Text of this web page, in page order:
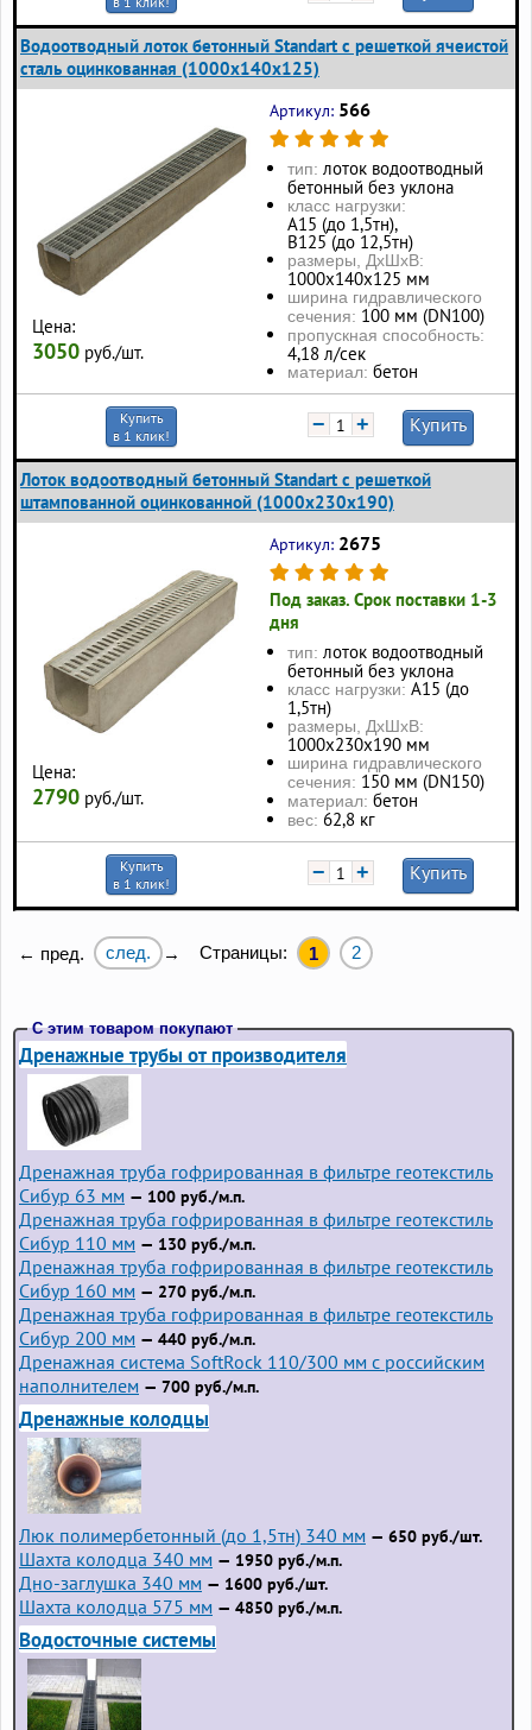
Водоотводный лоток бетонный Standart с решеткой ячеистой
сталь оцинкованная (1000x140x125)
Цена:
3050 руб./шт.
Артикул: 566
тип: лоток водоотводный
бетонный без уклона
класс нагрузки:
А15 (до 1,5тн),
В125 (до 12,5тн)
размеры, ДхШхВ:
1000х140х125 мм
ширина гидравлического
сечения: 100 мм (DN100)
пропускная способность:
4,18 л/сек
материал: бетон
Купить
в 1 клик!
− + Купить
Лоток водоотводный бетонный Standart с решеткой
штампованной оцинкованной (1000x230x190)
Цена:
2790 руб./шт.
Артикул: 2675
Под заказ. Срок поставки 1-3
дня
тип: лоток водоотводный
бетонный без уклона
класс нагрузки: А15 (до
1,5тн)
размеры, ДхШхВ:
1000x230x190 мм
ширина гидравлического
сечения: 150 мм (DN150)
материал: бетон
вес: 62,8 кг
Купить
в 1 клик!
− + Купить
← пред. след. → Страницы: 1 2
С этим товаром покупают
Дренажные трубы от производителя
Дренажная труба гофрированная в фильтре геотекстиль
Сибур 63 мм — 100 руб./м.п.
Дренажная труба гофрированная в фильтре геотекстиль
Сибур 110 мм — 130 руб./м.п.
Дренажная труба гофрированная в фильтре геотекстиль
Сибур 160 мм — 270 руб./м.п.
Дренажная труба гофрированная в фильтре геотекстиль
Сибур 200 мм — 440 руб./м.п.
Дренажная система SoftRock 110/300 мм с российским
наполнителем — 700 руб./м.п.
Дренажные колодцы
Люк полимербетонный (до 1,5тн) 340 мм — 650 руб./шт.
Шахта колодца 340 мм — 1950 руб./м.п.
Дно-заглушка 340 мм — 1600 руб./шт.
Шахта колодца 575 мм — 4850 руб./м.п.
Водосточные системы